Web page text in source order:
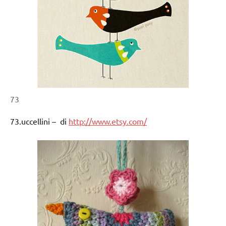
73
73.uccellini – di http://www.etsy.com/